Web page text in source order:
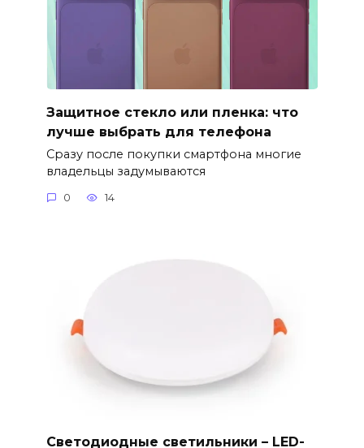
Защитное стекло или пленка: что
лучше выбрать для телефона
Сразу после покупки смартфона многие
владельцы задумываются
0 14
Светодиодные светильники – LED-